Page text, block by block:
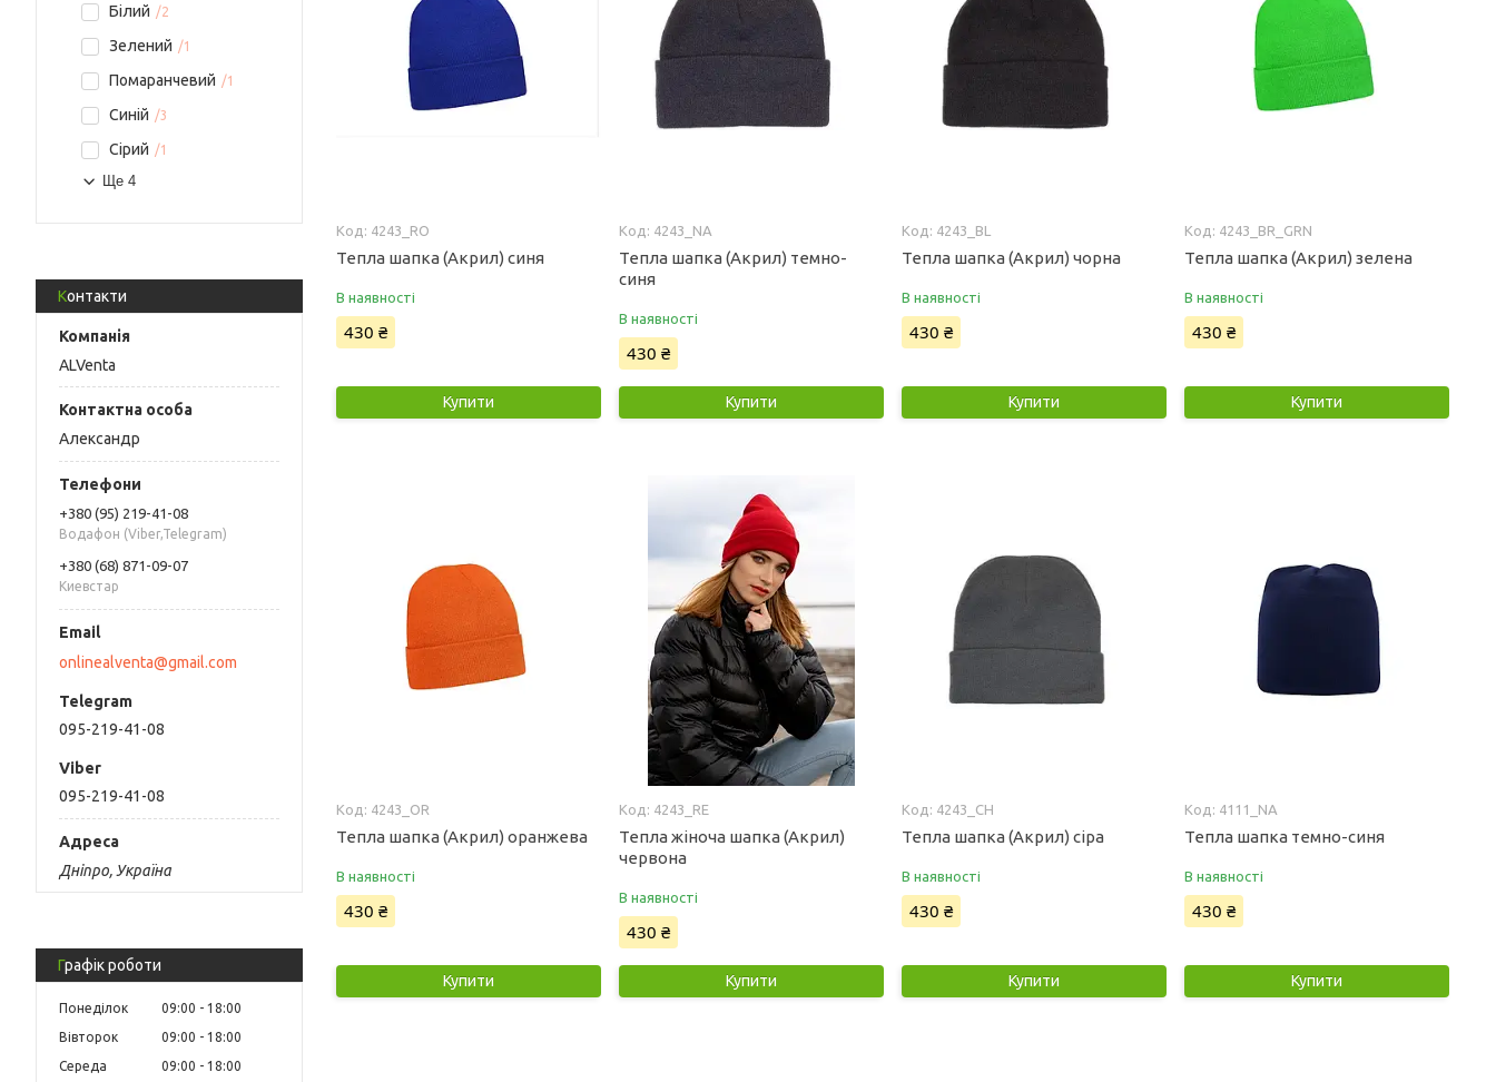
Білий
2
Зелений 1
Помаранчевий 1
Синій 3
Сірий 1
Ще 4
Контакти
ALVenta
Александр
+380 (95) 219-41-08
Водафон (Viber,Telegram)
+380 (68) 871-09-07
Киевстар
onlinealventa@gmail.com
095-219-41-08
095-219-41-08
Дніпро, Україна
Графік роботи
Понеділок 09:00
18:00
Вівторок
09:00
18:00
Середа
09:00
18:00
4243_RO
Тепла шапка (Акрил) синя
В наявності
430 ₴
Купити
4243_NA
Тепла шапка (Акрил) темно-
синя
В наявності
430 ₴
Купити
4243_BL
Тепла шапка (Акрил) чорна
В наявності
430 ₴
Купити
4243_BR_GRN
Тепла шапка (Акрил) зелена
В наявності
430 ₴
Купити
4243_OR
Тепла шапка (Акрил) оранжева
В наявності
430 ₴
Купити
4243_RE
Тепла жіноча шапка (Акрил)
червона
В наявності
430 ₴
Купити
4243_CH
Тепла шапка (Акрил) сіра
В наявності
430 ₴
Купити
4111_NA
Тепла шапка темно-синя
В наявності
430 ₴
Купити